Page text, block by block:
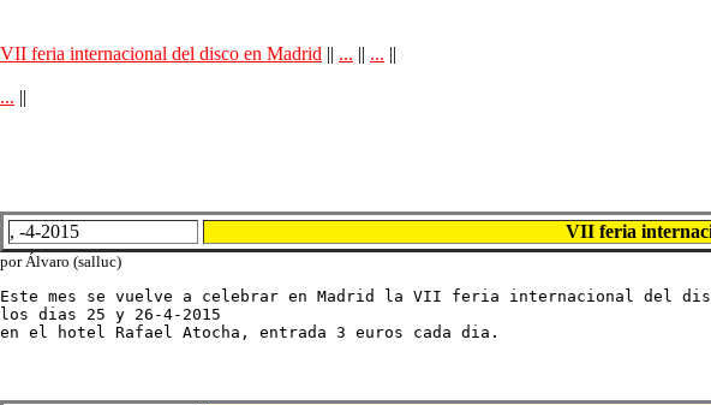
VII feria internacional del disco en Madrid || ... || ... ||
... ||
, -4-2015 VII feria
por Álvaro (salluc)
Este mes se vuelve a celebrar en Madrid la VII feria internacional del
los dias 25 y 26-4-2015
en el hotel Rafael Atocha, entrada 3 euros cada dia.